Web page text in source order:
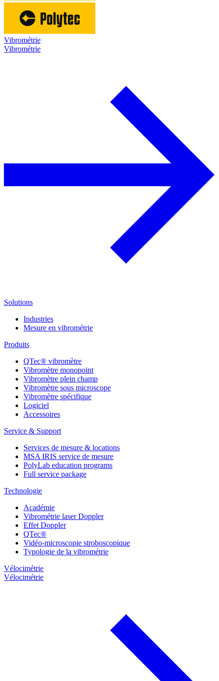
Vibrométrie
Vibrométrie
Solutions
Industries
Mesure en vibrométrie
Produits
QTec® vibromètre
Vibromètre monopoint
Vibromètre plein champ
Vibromètre sous microscope
Vibromètre spécifique
Logiciel
Accessoires
Service & Support
Services de mesure & locations
MSA IRIS service de mesure
PolyLab education programs
Full service package
Technologie
Académie
Vibrométrie laser Doppler
Effet Doppler
QTec®
Vidéo-microscopie stroboscopique
Typologie de la vibrométrie
Vélocimétrie
Vélocimétrie